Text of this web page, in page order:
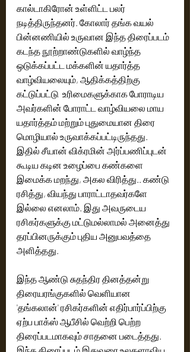
கால்டாகிரோன் உள்ளிட்ட பலர்
நடித்திருந்தனர். கோலார் தங்க வயல்
பின்னணியில் உருவான இந்த திரைப்படம்
கடந்த நூற்றாண்டுகளில் வாழ்ந்த
ஒடுக்கப்பட்ட மக்களின் யதார்த்த
வாழ்வியலையும், ஆதிக்கத்திற்கு
கட்டுப்பட்டு  உரிமைகளுக்காக போராடிய
அவர்களின் போராட்ட வாழ்வியலை மாய
யதார்த்தம் மற்றும் புதுமையான திரை
மொழியால் உருவாக்கப்பட்டிருந்தது.
இதில் சீயான் விக்ரமின் அர்ப்பணிப்புடன்
கூடிய கடின உழைப்பை கண்களை
இமைக்க மறந்து, அகல விரித்து.. கண்டு
ரசித்து, வியந்து பாராட்டாதவர்களே
இல்லை எனலாம். இது அவருடைய
ரசிகர்களுக்கு மட்டுமல்லாமல் அனைத்து
தரப்பினருக்கும் புதிய அனுபவத்தை
அளித்தது.
இந்த ஆண்டு சுதந்திர தினத்தன்று
திரையரங்குகளில் வெளியான
'தங்கலான்' ரசிகர்களின் எதிர்பார்ப்பிற்கு
ஏற்ப பாக்ஸ் ஆபீசில் வெற்றி பெற்ற
திரைப்படமாகவும் சாதனை படைத்தது.
இந்த திரைப்படம் இதுவரை உலகளாவிய